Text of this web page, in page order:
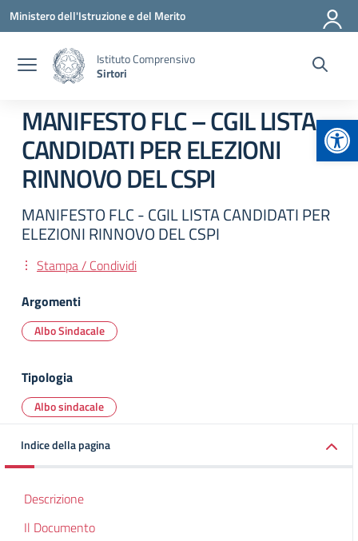
Vai ai contenuti
Vai al menu di navigazione
Vai al footer
Ministero dell'Istruzione e del Merito
Istituto Comprensivo
Sirtori
MANIFESTO FLC – CGIL LISTA
CANDIDATI PER ELEZIONI
RINNOVO DEL CSPI
MANIFESTO FLC - CGIL LISTA CANDIDATI PER
ELEZIONI RINNOVO DEL CSPI
Stampa / Condividi
Argomenti
Albo Sindacale
Tipologia
Albo sindacale
Indice della pagina
Descrizione
Il Documento